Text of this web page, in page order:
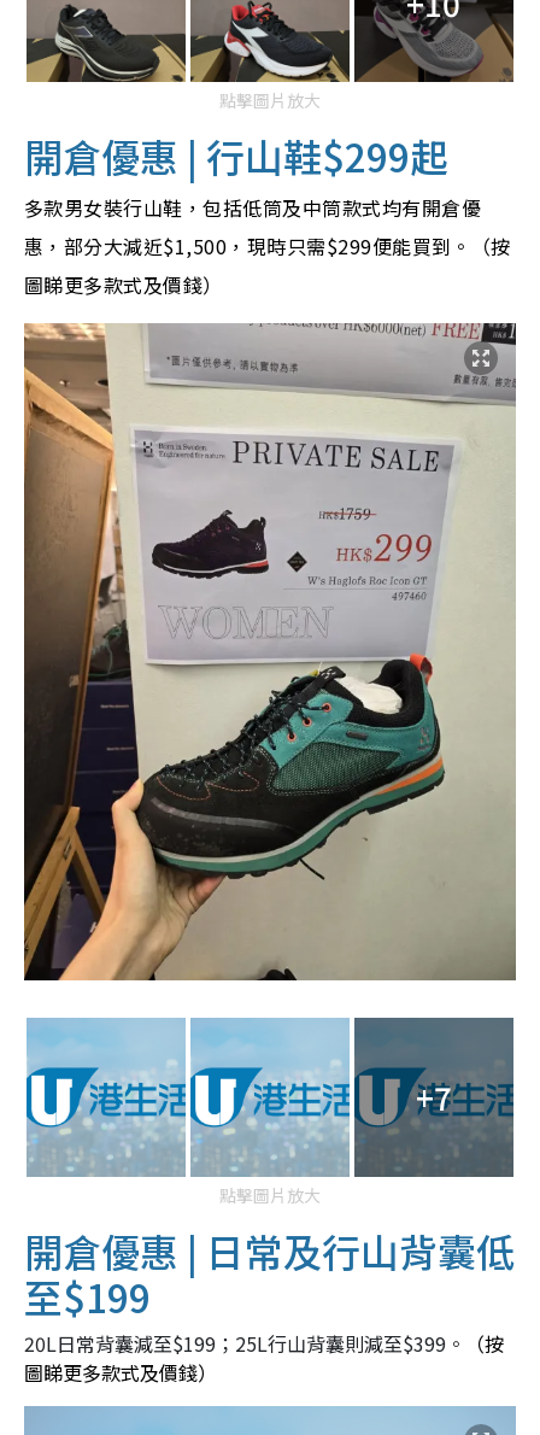
點擊圖片放大
開倉優惠 | 行山鞋$299起
多款男女裝行山鞋，包括低筒及中筒款式均有開倉優
惠，部分大減近$1,500，現時只需$299便能買到。（按
圖睇更多款式及價錢）
+7
點擊圖片放大
開倉優惠 | 日常及行山背囊低
至$199
20L日常背囊減至$199；25L行山背囊則減至$399。
（按
圖睇更多款式及價錢）